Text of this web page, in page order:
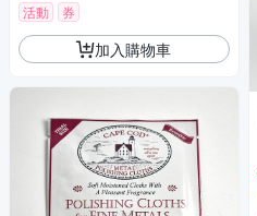
活動 券
加入購物車